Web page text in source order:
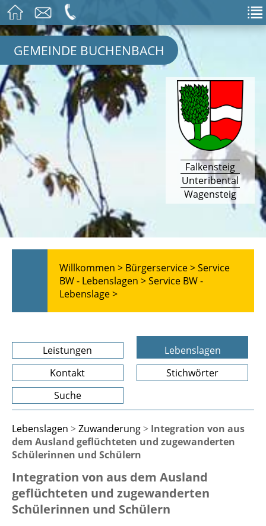
GEMEINDE BUCHENBACH
Falkensteig
Unteribental
Wagensteig
Willkommen > Bürgerservice >Service
BW - Lebenslagen >Service BW -
Lebenslage >
Leistungen
Lebenslagen
Kontakt
Stichwörter
Suche
Lebenslagen >Zuwanderung> Integration von aus
dem Ausland geflüchteten und zugewanderten
Schülerinnen und Schülern
Integration von aus dem Ausland
geflüchteten und zugewanderten
Schülerinnen und Schülern